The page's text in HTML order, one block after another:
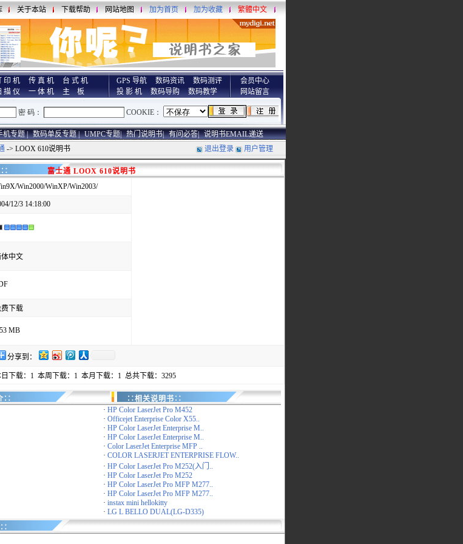
关于本站 下载帮助 网站地图 加为首页 加为收藏 繁體中文
印 机 传 真 机
台 式 机
描 仪
一 体 机 主 板
GPS 导航 数码资讯
数码测评
投 影 机
数码导购 数码教学
会员中心
网站留言
机专题 | 数码单反专题 | UMPC专题| 热门说明书| 有问必答| 说明书EMAIL递送
-> LOOX 610说明书 退出登录 用户管理
名称∷ 富士通 LOOX 610说明书
Win2000/WinXP/Win2003/
12/3 14:18:00
中文
下载
MB
分享到：
日下载：1 本周下载：1 本月下载：1 总共下载：3295
∷
∷相关说明书∷
· HP Color LaserJet Pro M452
· Officejet Enterprise Color X55..
· HP Color LaserJet Enterprise M..
· HP Color LaserJet Enterprise M..
· Color LaserJet Enterprise MFP ..
· COLOR LASERJET ENTERPRISE FLOW..
· HP Color LaserJet Pro M252(入门..
· HP Color LaserJet Pro M252
· HP Color LaserJet Pro MFP M277..
· HP Color LaserJet Pro MFP M277..
· instax mini hellokitty
· LG L BELLO DUAL(LG-D335)
∷